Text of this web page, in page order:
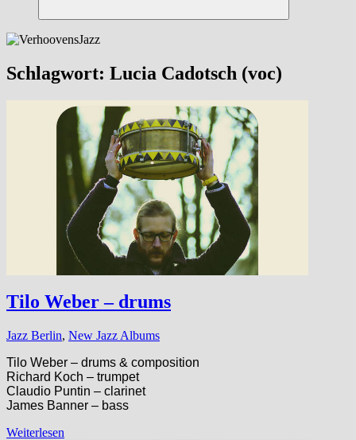
Suchen
Schlagwort: Lucia Cadotsch (voc)
Tilo Weber – drums
Jazz Berlin, New Jazz Albums
Tilo Weber – drums & composition
Richard Koch – trumpet
Claudio Puntin – clarinet
James Banner – bass
Weiterlesen